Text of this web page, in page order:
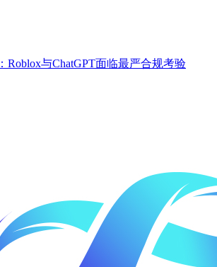
Roblox与ChatGPT面临最严合规考验